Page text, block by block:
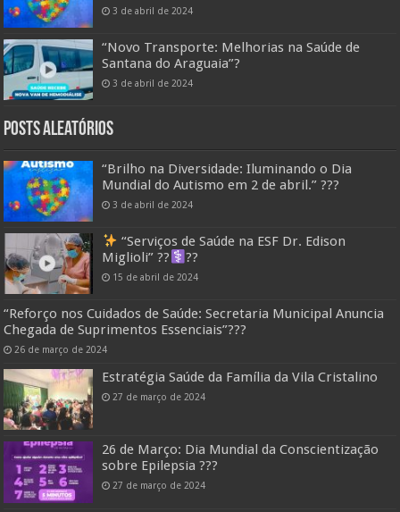
3 de abril de 2024
“Novo Transporte: Melhorias na Saúde de
Santana do Araguaia”?
3 de abril de 2024
Posts Aleatórios
“Brilho na Diversidade: Iluminando o Dia
Mundial do Autismo em 2 de abril.” ???
3 de abril de 2024
“Serviços de Saúde na ESF Dr. Edison
Miglioli” ??‍
??
15 de abril de 2024
“Reforço nos Cuidados de Saúde: Secretaria Municipal Anuncia
Chegada de Suprimentos Essenciais”??️?
26 de março de 2024
Estratégia Saúde da Família da Vila Cristalino
27 de março de 2024
26 de Março: Dia Mundial da Conscientização
sobre Epilepsia ???
27 de março de 2024